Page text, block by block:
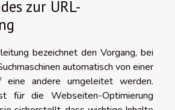
zur URL-
bezeichnet den Vorgang, bei
automatisch von einer
eine andere umgeleitet werden.
für die Webseiten-Optimierung